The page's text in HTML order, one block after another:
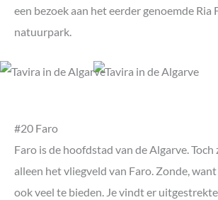
een bezoek aan het eerder genoemde Ria
natuurpark.
#20 Faro
Faro is de hoofdstad van de Algarve. Toch
alleen het vliegveld van Faro. Zonde,
ook veel te bieden. Je vindt er